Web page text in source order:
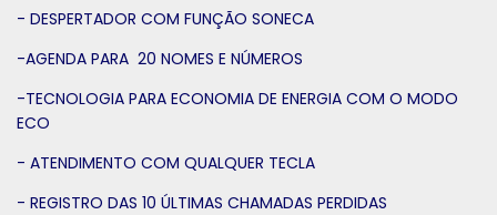
- DESPERTADOR COM FUNÇÃO SONECA
-AGENDA PARA 20 NOMES E NÚMEROS
-TECNOLOGIA PARA ECONOMIA DE ENERGIA COM O MODO
ECO
- ATENDIMENTO COM QUALQUER TECLA
- REGISTRO DAS 10 ÚLTIMAS CHAMADAS PERDIDAS